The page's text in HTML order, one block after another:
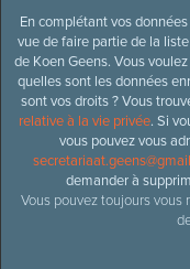
En complétant vos
vue de faire partie de la
de Koen Geens. Vous
quelles sont les données
sont vos droits ? Vous
relative à la vie privée. Si
vous pouvez vous
demander à
Vous pouvez toujours vous